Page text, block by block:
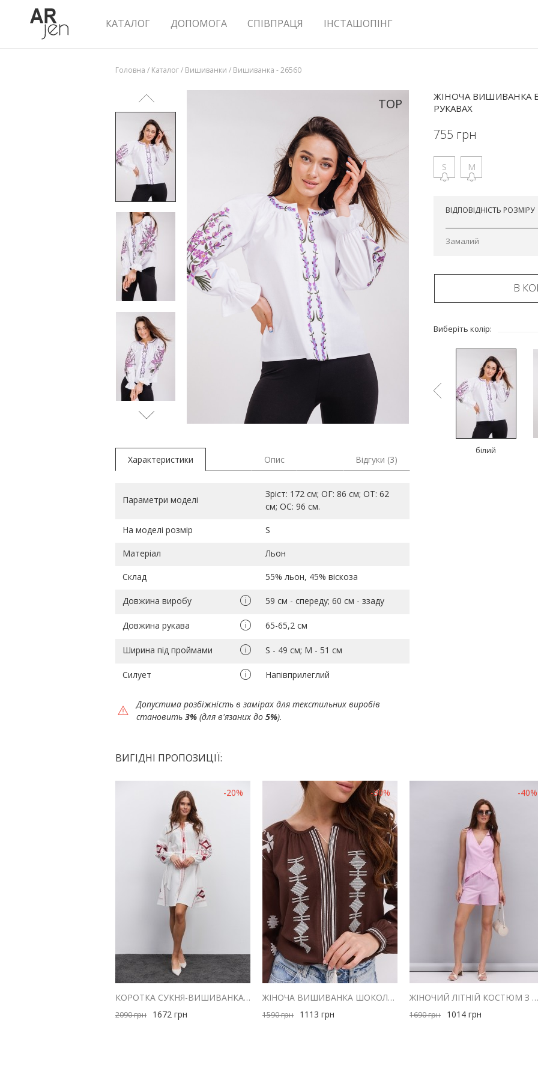
КАТАЛОГ ДОПОМОГА СПІВПРАЦЯ ІНСТАШОПІНГ
Головна / Каталог/ Вишиванки / Вишиванка - 26560
ЖІНОЧА ВИШИВАНКА
РУКАВАХ
755 грн
S M
ВІДПОВІДНІСТЬ РОЗМІРУ
Замалий
В
Виберіть колір:
білий
TOP
Характеристики Опис Відгуки (3)
Параметри моделі
Зріст: 172 см; ОГ: 86 см; ОТ: 62
см; ОС: 96 см.
На моделі розмір S
Матеріал Льон
Склад 55% льон, 45% віскоза
Довжина виробу 59 см - спереду; 60 см - ззаду
Довжина рукава 65-65,2 см
Ширина під проймами S - 49 см; M - 51 см
Силует Напівприлеглий
Допустима розбіжність в замірах для текстильних виробів
становить 3% (для в'язаних до 5%).
ВИГІДНІ ПРОПОЗИЦІЇ:
-20%
КОРОТКА СУКНЯ-ВИШИВАНКА МОЛОЧНА З ЧЕРВОНОЮ ГЕОМЕТРІЄЮ ГЛАДДЮ
2090грн 1672 грн
-30%
ЖІНОЧА ВИШИВАНКА ШОКОЛАДНА З МОЛОЧНОЮ ГЕОМЕТРІЄЮ ГЛАДДЮ
1590грн 1113 грн
-40%
ЖІНОЧИЙ ЛІТНІЙ КОСТЮМ З ШОРТАМИ І ЖИЛЕТОМ З ЛЬОНУ РОЖЕВИЙ
1690грн 1014 грн